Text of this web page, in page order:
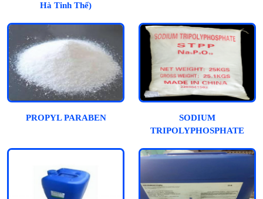
Hà Tinh Thể)
PROPYL PARABEN
SODIUM
TRIPOLYPHOSPHATE